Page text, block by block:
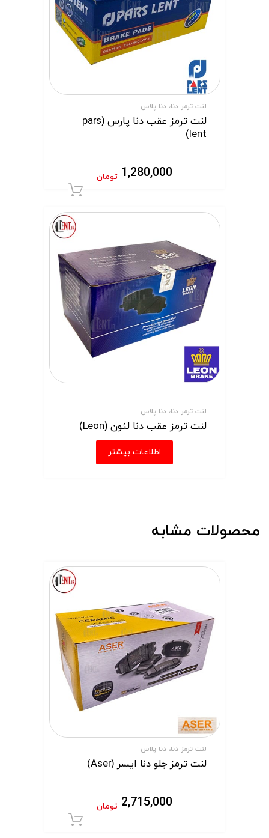
لنت ترمز دنا، دنا پلاس
لنت ترمز عقب دنا پارس (pars
lent)
1,280,000 تومان
لنت ترمز دنا، دنا پلاس
لنت ترمز عقب دنا لئون (Leon)
اطلاعات بیشتر
محصولات مشابه
لنت ترمز دنا، دنا پلاس
لنت ترمز جلو دنا ایسر (Aser)
2,715,000 تومان